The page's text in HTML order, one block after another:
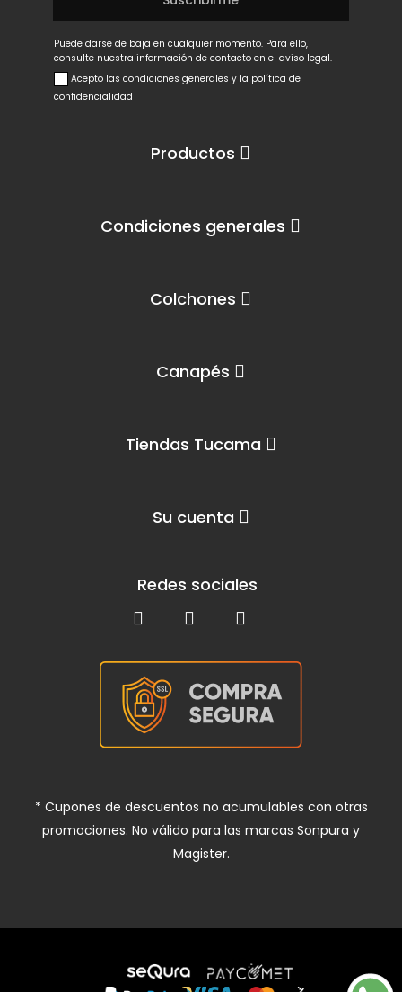
Productos
Condiciones generales
Colchones
Canapés
Tiendas Tucama
Su cuenta
Puede darse de baja en cualquier momento. Para ello,
consulte nuestra información de contacto en el aviso legal.
Acepto las condiciones generales y la política de
confidencialidad
Redes sociales
* Cupones de descuentos no acumulables con otras
promociones. No válido para las marcas Sonpura y
Magister.